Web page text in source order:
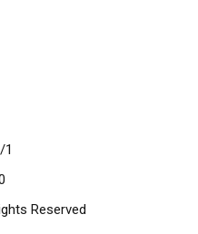
1
Reserved